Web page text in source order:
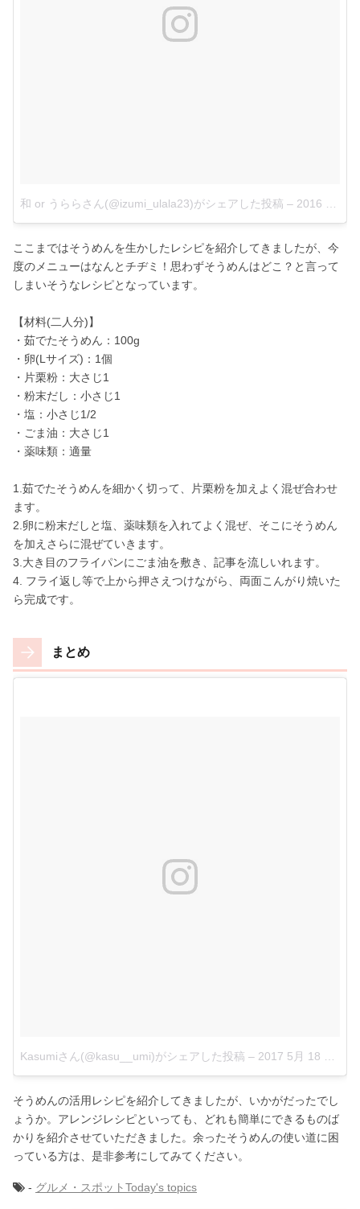
和 or うららさん(@izumi_ulala23)がシェアした投稿 – 2016 11月 12 8:17午前 PST
ここまではそうめんを生かしたレシピを紹介してきましたが、今
度のメニューはなんとチヂミ！思わずそうめんはどこ？と言って
しまいそうなレシピとなっています。
【材料(二人分)】
・茹でたそうめん：100g
・卵(Lサイズ)：1個
・片栗粉：大さじ1
・粉末だし：小さじ1
・塩：小さじ1/2
・ごま油：大さじ1
・薬味類：適量
1.茹でたそうめんを細かく切って、片栗粉を加えよく混ぜ合わせ
ます。
2.卵に粉末だしと塩、薬味類を入れてよく混ぜ、そこにそうめん
を加えさらに混ぜていきます。
3.大き目のフライパンにごま油を敷き、記事を流しいれます。
4. フライ返し等で上から押さえつけながら、両面こんがり焼いた
ら完成です。
まとめ
Kasumiさん(@kasu__umi)がシェアした投稿 – 2017 5月 18 3:16午前 PDT
そうめんの活用レシピを紹介してきましたが、いかがだったでし
ょうか。アレンジレシピといっても、どれも簡単にできるものば
かりを紹介させていただきました。余ったそうめんの使い道に困
っている方は、是非参考にしてみてください。
- グルメ・スポットToday's topics